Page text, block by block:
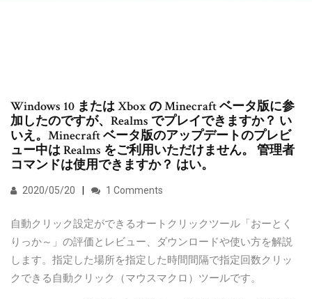
Windows 10 または Xbox の Minecraft ベータ版に参
加したのですが、Realms でプレイできますか？ い
いえ。Minecraft ベータ版のアップデートのプレビ
ュー中は Realms をご利用いただけません。 管理者
コマンドは使用できますか？ はい。
2020/05/20 1 Comments
自動クリック設定ができるオートクリックツール「おーとく
りっか～」の評価とレビュー、ダウンロードや使い方を解説
します。指定した場所を指定した時間間隔で指定回数クリッ
クできる自動クリック（マウスマクロ）ツールです。